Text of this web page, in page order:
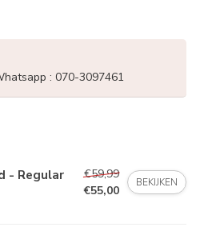
: 070-3097461
- Regular
€59,99
€55,00
BEKIJKEN